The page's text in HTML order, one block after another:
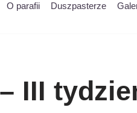
O parafii Duszpasterze
III